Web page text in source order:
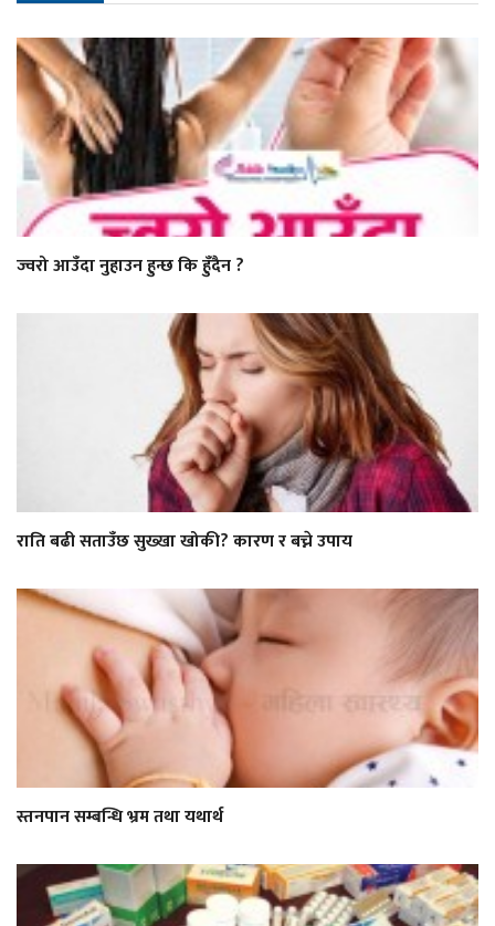
ज्वरो आउँदा नुहाउन हुन्छ कि हुँदैन ?
राति बढी सताउँछ सुख्खा खोकी? कारण र बच्ने उपाय
स्तनपान सम्बन्धि भ्रम तथा यथार्थ